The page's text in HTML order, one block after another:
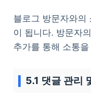
블로그 방문자와의
이 됩니다. 방문자
추가를 통해 소통
5.1 댓글 관리